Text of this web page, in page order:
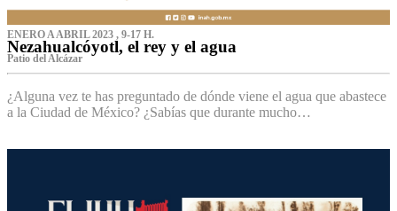
ENERO A ABRIL 2023 , 9-17 H.
Nezahualcóyotl, el rey y el agua
Patio del Alcázar
¿Alguna vez te has preguntado de dónde viene el agua que abastece
a la Ciudad de México? ¿Sabías que durante mucho…